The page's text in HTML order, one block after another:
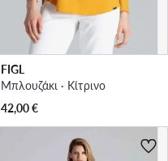
FIGL
Μπλουζάκι · Κίτρινο
42,00€